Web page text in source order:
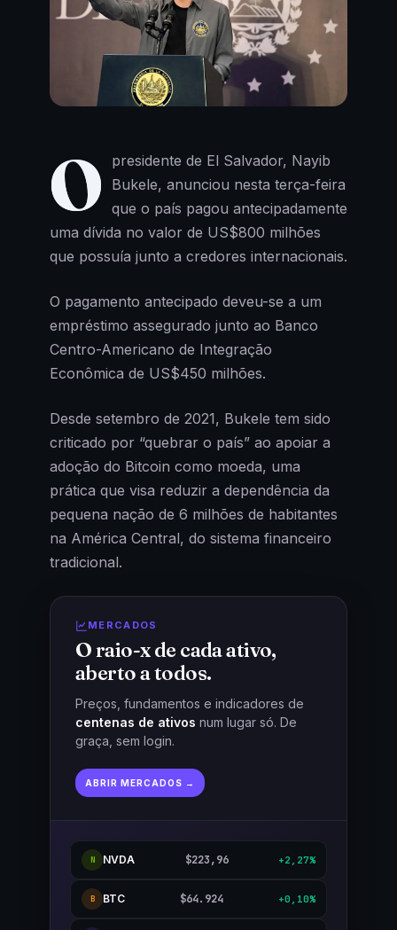
O
presidente de El Salvador, Nayib
Bukele, anunciou nesta terça-feira
que o país pagou antecipadamente
uma dívida no valor de US$800 milhões
que possuía junto a credores internacionais.
O pagamento antecipado deveu-se a um
empréstimo assegurado junto ao Banco
Centro-Americano de Integração
Econômica de US$450 milhões.
Desde setembro de 2021, Bukele tem sido
criticado por “quebrar o país” ao apoiar a
adoção do Bitcoin como moeda, uma
prática que visa reduzir a dependência da
pequena nação de 6 milhões de habitantes
na América Central, do sistema financeiro
tradicional.
MERCADOS
O raio-x de cada ativo,
aberto a todos.
Preços, fundamentos e indicadores de
centenas de ativos num lugar só. De
graça, sem login.
ABRIR MERCADOS →
N NVDA $223,96 +2,27%
B BTC $64.924 +0,10%